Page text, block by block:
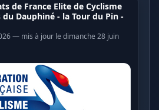
de France Elite de Cyclisme
du Dauphiné - la Tour du Pin -
— mis à jour le dimanche 28 juin